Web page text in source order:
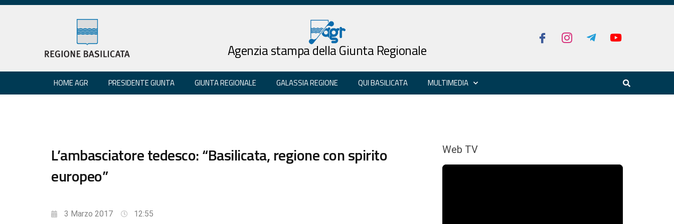
Agenzia stampa della Giunta Regionale
HOME AGR PRESIDENTE GIUNTA GIUNTA REGIONALE GALASSIA REGIONE QUI BASILICATA MULTIMEDIA
L’ambasciatore tedesco: “Basilicata, regione con spirito
europeo”
3 Marzo 2017 12:55
Web TV